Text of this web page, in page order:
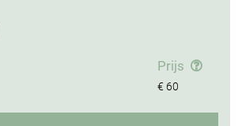
Prijs
€ 60